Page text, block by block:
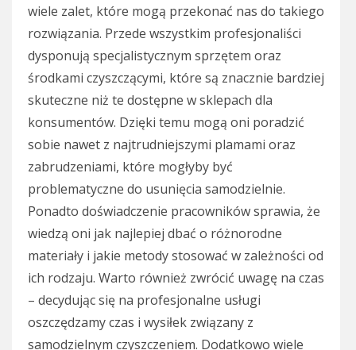
wiele zalet, które mogą przekonać nas do takiego
rozwiązania. Przede wszystkim profesjonaliści
dysponują specjalistycznym sprzętem oraz
środkami czyszczącymi, które są znacznie bardziej
skuteczne niż te dostępne w sklepach dla
konsumentów. Dzięki temu mogą oni poradzić
sobie nawet z najtrudniejszymi plamami oraz
zabrudzeniami, które mogłyby być
problematyczne do usunięcia samodzielnie.
Ponadto doświadczenie pracowników sprawia, że
wiedzą oni jak najlepiej dbać o różnorodne
materiały i jakie metody stosować w zależności od
ich rodzaju. Warto również zwrócić uwagę na czas
– decydując się na profesjonalne usługi
oszczędzamy czas i wysiłek związany z
samodzielnym czyszczeniem. Dodatkowo wiele